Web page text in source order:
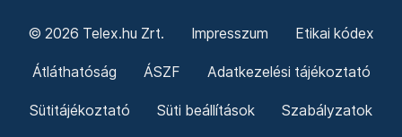
© 2026 Telex.hu Zrt. Impresszum Etikai kódex
Átláthatóság ÁSZF Adatkezelési tájékoztató
Sütitájékoztató Süti beállítások Szabályzatok